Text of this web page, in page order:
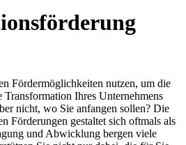
Fördermöglichkeiten nutzen, um die
Ihres Unternehmens
nicht, wo Sie anfangen sollen? Die
Förderungen gestaltet sich oftmals als
und Abwicklung bergen viele